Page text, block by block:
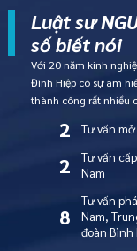
Luật sư
số biết nói
Với 20 năm kinh
Đình Hiệp có sự am
thành công rất nhiều
2 Tư vấn
2
Tư vấn
Nam
8
Tư vấn
Nam,
đoàn Bình